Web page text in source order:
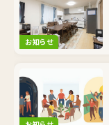
お知らせ